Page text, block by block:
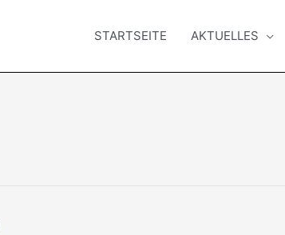
STARTSEITE AKTUELLES